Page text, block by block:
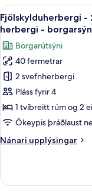
borgarsýn
(High
Skoða
allar
myndir
fyrir
Fjölskylduherbergi
-
2
svefnherbergi
-
herbergi
10
Fjölskylduherbergi
herbergi - borgarsýn
Borgarútsýni
40 fermetrar
2 svefnherbergi
Pláss fyrir 4
1 tvíbreitt rúm og 2
Ókeypis þráðlaust
Nánari upplýsingar
Nánari
-